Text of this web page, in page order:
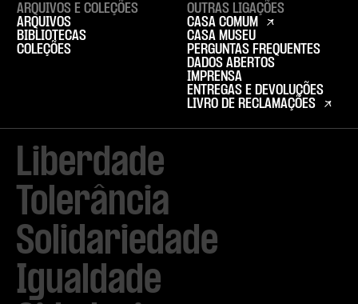
Liberdade
Tolerância
Solidariedade
Igualdade
ARQUIVOS E COLEÇÕES
ARQUIVOS
BIBLIOTECAS
COLEÇÕES
OUTRAS LIGAÇÕES
CASA COMUM
CASA MUSEU
PERGUNTAS FREQUENTES
DADOS ABERTOS
IMPRENSA
ENTREGAS E DEVOLUÇÕES
LIVRO DE RECLAMAÇÕES